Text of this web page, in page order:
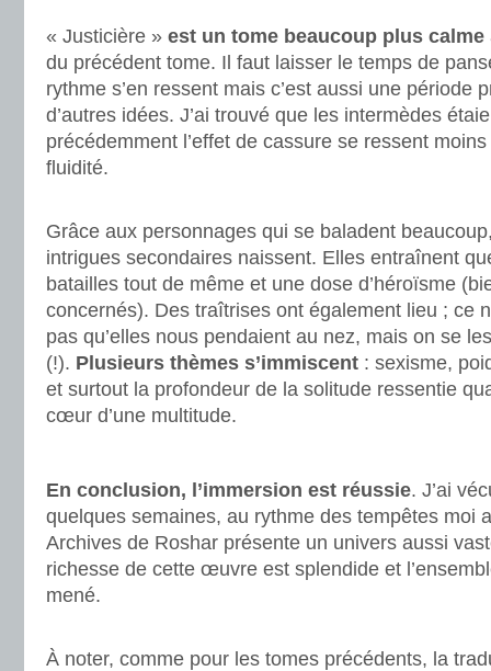
« Justicière » est un tome beaucoup plus calme
du précédent tome. Il faut laisser le temps de
rythme s’en ressent mais c’est aussi une période
d’autres idées. J’ai trouvé que les intermèdes
précédemment l’effet de cassure se ressent
fluidité.
Grâce aux personnages qui se baladent
intrigues secondaires naissent. Elles entraînent
batailles tout de même et une dose d’héroïsme
concernés). Des traîtrises ont également lieu ; ce
pas qu’elles nous pendaient au nez, mais on se
(!). Plusieurs thèmes s’immiscent : sexisme,
et surtout la profondeur de la solitude ressentie
cœur d’une multitude.
En conclusion, l’immersion est réussie. J’ai
quelques semaines, au rythme des tempêtes moi
Archives de Roshar présente un univers aussi
richesse de cette œuvre est splendide et
mené.
À noter, comme pour les tomes précédents, la